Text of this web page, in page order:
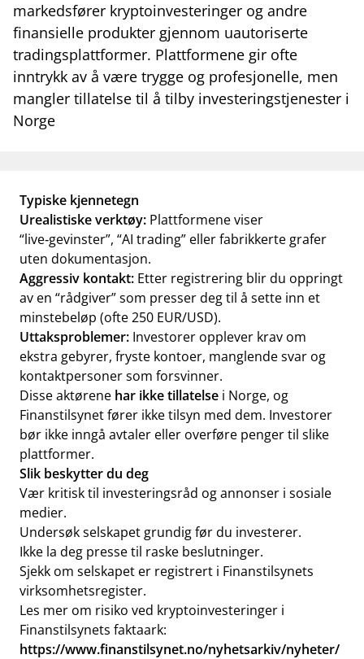
businessOm Finanstilsynet
mail_outlineKontakt oss
work_outlineJobb hos oss
dashboardInformasjon for investorer
markedsfører kryptoinvesteringer og andre
finansielle produkter gjennom uautoriserte
tradingsplattformer. Plattformene gir ofte
inntrykk av å være trygge og profesjonelle, men
mangler tillatelse til å tilby investeringstjenester i
Norge
Typiske kjennetegn
Urealistiske verktøy: Plattformene viser
“live‑gevinster”, “AI trading” eller fabrikkerte grafer
uten dokumentasjon.
Aggressiv kontakt: Etter registrering blir du oppringt
av en “rådgiver” som presser deg til å sette inn et
minstebeløp (ofte 250 EUR/USD).
Uttaksproblemer: Investorer opplever krav om
ekstra gebyrer, fryste kontoer, manglende svar og
kontaktpersoner som forsvinner.
Disse aktørene har ikke tillatelse i Norge, og
Finanstilsynet fører ikke tilsyn med dem. Investorer
bør ikke inngå avtaler eller overføre penger til slike
plattformer.
Slik beskytter du deg
Vær kritisk til investeringsråd og annonser i sosiale
medier.
Undersøk selskapet grundig før du investerer.
Ikke la deg presse til raske beslutninger.
Sjekk om selskapet er registrert i Finanstilsynets
virksomhetsregister.
Les mer om risiko ved kryptoinvesteringer i
Finanstilsynets faktaark:
https://www.finanstilsynet.no/nyhetsarkiv/nyheter/